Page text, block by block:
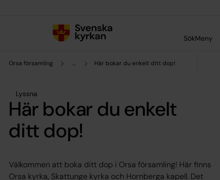
SökMeny
Orsa församling ... Här bokar du enkelt ditt dop!
Lyssna
Här bokar du enkelt
ditt dop!
Välkommen att boka ditt dop i Orsa församling! Här finns
Orsa kyrka, Skattunge kyrka och Hornberga kapell. Det